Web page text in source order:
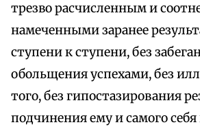
трезво расчисленным и
намеченными заранее
ступени к ступени, без
обольщения успехами, без
того, без гипостазирования
подчинения ему и самого себя